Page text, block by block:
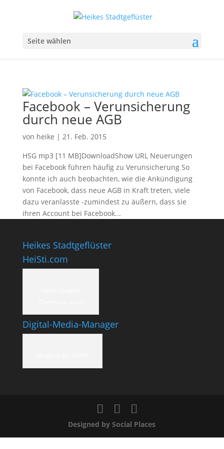
Seite wählen
Facebook – Verunsicherung
durch neue AGB
von heike | 21. Feb. 2015
HSG mp3 [11 MB]DownloadShow URL Neuerungen
bei Facebook führen häufig zu Verunsicherung So
konnte ich auch beobachten, wie die Ankündigung
von Facebook, dass neue AGB in Kraft treten, viele
dazu veranlasste -zumindest zu äußern, dass sie
ihren Account bei Facebook...
Heikes Stadtgeflüster
HeiSti.com
Digital-Media-Manager
Designed by Social Places